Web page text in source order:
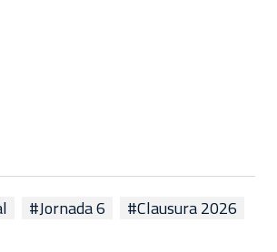
#Jornada 6 #Clausura 2026